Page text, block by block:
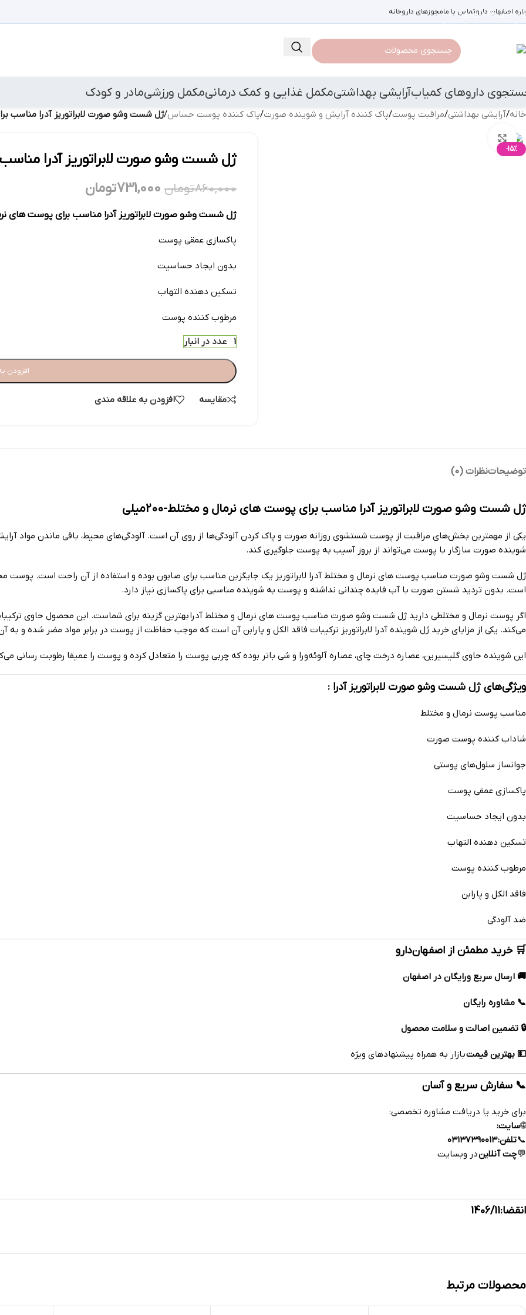
رد کردن به ناوبری
رد کردن به محتوای اصلی
اصفهان داروتماس با مامجوزهای داروخانه
داروهای کمیابآرایشی بهداشتیمکمل غذایی و کمک درمانیمکمل ورزشیمادر و کودک
خانه/آرایشی بهداشتی/مراقبت پوست/پاک کننده آرایش و شوینده صورت/پاک کننده پوست حساس/ژل شست وشو صورت لابراتوریز آدرا مناسب برای
-15%
ژل شست وشو صورت لابراتوریز آدرا مناسب
860,000تومان 731,000تومان
ژل شست وشو صورت لابراتوریز آدرا مناسب برای پوست های نرمال و
پاکسازی عمقی پوست
بدون ایجاد حساسیت
تسکین دهنده التهاب
مرطوب کننده پوست
1 عدد در انبار
افزودن
مقایسه افزودن به علاقه مندی
توضیحاتنظرات (0)
ژل شست وشو صورت لابراتوریز آدرا مناسب برای پوست های نرمال و مختلط-200میلی
یکی از مهمترین بخش‌های مراقبت از پوست شستشوی روزانه صورت و پاک کردن آلودگی‌ها از روی آن است. آلودگی‌های محیط، باقی ماندن مواد
شوینده صورت سازگار با پوست می‌تواند از بروز آسیب به پوست جلوگیری کند.
ژل شست وشو صورت مناسب پوست های نرمال و مختلط آدرا لابراتوریز یک جایگزین مناسب برای صابون بوده و استفاده از آن راحت است.
است. بدون تردید شستن صورت با آب فایده چندانی نداشته و پوست به شوینده مناسبی برای پاکسازی نیاز دارد.
اگر پوست نرمال و مختلطی دارید ژل شست وشو صورت مناسب پوست های نرمال و مختلط آدرا بهترین گزینه برای شماست. این محصول حاوی
می‌کند. یکی از مزایای خرید ژل شوینده آدرا لابراتوریز ترکیبات فاقد الکل و پارابن آن است که موجب حفاظت از پوست در برابر مواد مضر شده و
این شوینده حاوی گلیسیرین، عصاره درخت چای، عصاره آلوئه‌ورا و شی باتر بوده که چربی پوست را متعادل کرده و پوست را عمیقا رطوبت رسانی
ویژگی‌های ژل شست وشو صورت لابراتوریز آدرا :
مناسب پوست نرمال و مختلط
شاداب کننده پوست صورت
جوانساز سلول‌های پوستی
پاکسازی عمقی پوست
بدون ایجاد حساسیت
تسکین دهنده التهاب
مرطوب کننده پوست
فاقد الکل و پارابن
ضد آلودگی
🛒 خرید مطمئن از اصفهان‌دارو
🚚 ارسال سریع ورایگان در اصفهان
📞 مشاوره رایگان
🔒 تضمین اصالت و سلامت محصول
💵 بهترین قیمتبازار به همراه پیشنهادهای ویژه
📞 سفارش سریع و آسان
برای خرید یا دریافت مشاوره تخصصی:
🌐سایت:
📞تلفن:۰۳۱۳۷۳۹۰۰۱۳
💬چت آنلایندر وبسایت
انقضا:1406/11
محصولات مرتبط